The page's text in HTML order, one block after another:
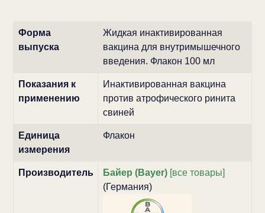
Форма
выпуска
Жидкая инактивированная
вакцина для внутримышечного
введения. Флакон 100 мл
Показания к
применению
Инактивированная вакцина
против атрофического ринита
свиней
Единица
измерения
Флакон
Производитель Байер (Bayer)[все товары]
(Германия)